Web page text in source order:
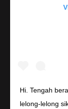
Hi. Tengah
lelong-lelong